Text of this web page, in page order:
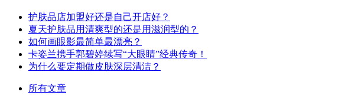
护肤品店加盟好还是自己开店好？
夏天护肤品用清爽型的还是用滋润型的？
如何画眼影最简单最漂亮？
卡姿兰携手郭碧婷续写“大眼睛”经典传奇！
为什么要定期做皮肤深层清洁？
所有文章